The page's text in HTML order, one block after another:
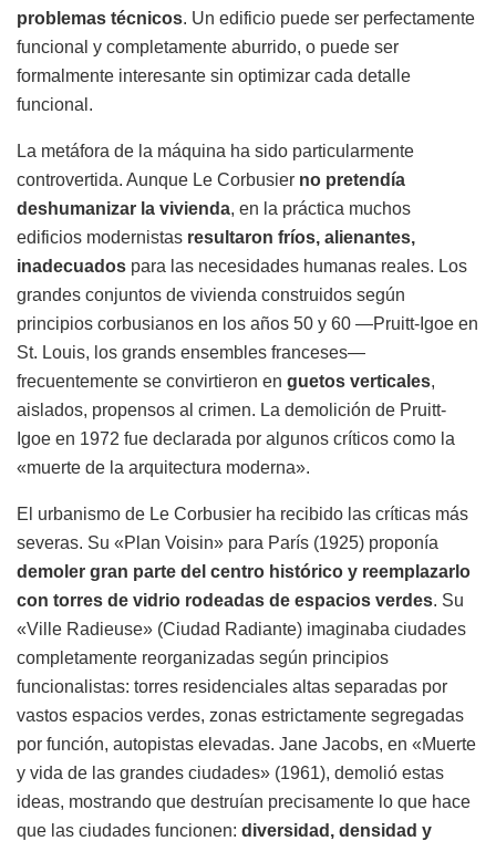
problemas técnicos. Un edificio puede ser perfectamente
funcional y completamente aburrido, o puede ser
formalmente interesante sin optimizar cada detalle
funcional.
La metáfora de la máquina ha sido particularmente
controvertida. Aunque Le Corbusier no pretendía
deshumanizar la vivienda, en la práctica muchos
edificios modernistas resultaron fríos, alienantes,
inadecuados para las necesidades humanas reales. Los
grandes conjuntos de vivienda construidos según
principios corbusianos en los años 50 y 60 —Pruitt-Igoe en
St. Louis, los grands ensembles franceses—
frecuentemente se convirtieron en guetos verticales,
aislados, propensos al crimen. La demolición de Pruitt-
Igoe en 1972 fue declarada por algunos críticos como la
«muerte de la arquitectura moderna».
El urbanismo de Le Corbusier ha recibido las críticas más
severas. Su «Plan Voisin» para París (1925) proponía
demoler gran parte del centro histórico y reemplazarlo
con torres de vidrio rodeadas de espacios verdes. Su
«Ville Radieuse» (Ciudad Radiante) imaginaba ciudades
completamente reorganizadas según principios
funcionalistas: torres residenciales altas separadas por
vastos espacios verdes, zonas estrictamente segregadas
por función, autopistas elevadas. Jane Jacobs, en «Muerte
y vida de las grandes ciudades» (1961), demolió estas
ideas, mostrando que destruían precisamente lo que hace
que las ciudades funcionen: diversidad, densidad y